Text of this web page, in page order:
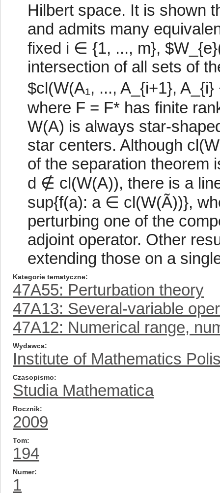
Hilbert space. It is shown
and admits many
fixed i ∈ {1, ..., m},
intersection of all sets of
$cl(W(A₁, ..., A_{i+1},
where F = F* has finite
W(A) is always star-
star centers. Although
of the separation theorem
d ∉ cl(W(A)), there is a
sup{f(a): a ∈ cl(W(Ã))},
perturbing one of the
adjoint operator. Other
extending those on a
Kategorie tematyczne
47A55: Perturbation theory
47A13: Several-variable
47A12: Numerical range,
Wydawca
Institute of Mathematics
Czasopismo
Studia Mathematica
Rocznik
2009
Tom
194
Numer
1